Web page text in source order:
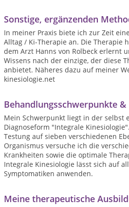
Sonstige, ergänzenden
In meiner Praxis biete ich zur Zeit
Alltag / Ki-Therapie an. Die Therapie
dem Arzt Hanns von Rolbeck erlernt
Wissens nach der einzige, der diese
anbietet. Näheres dazu auf meiner
kinesiologie.net
Behandlungsschwerpunkte
Mein Schwerpunkt liegt in der selbst
Diagnoseform "Integrale
Testung auf sieben verschiedenen
Organismus versuche ich die
Krankheiten sowie die optimale
Integrale Kinesiologie lässt sich auf
Symptomatiken anwenden.
Meine therapeutische